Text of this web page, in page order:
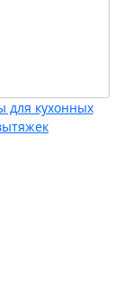
для кухонных